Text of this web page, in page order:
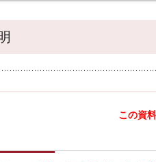
この資